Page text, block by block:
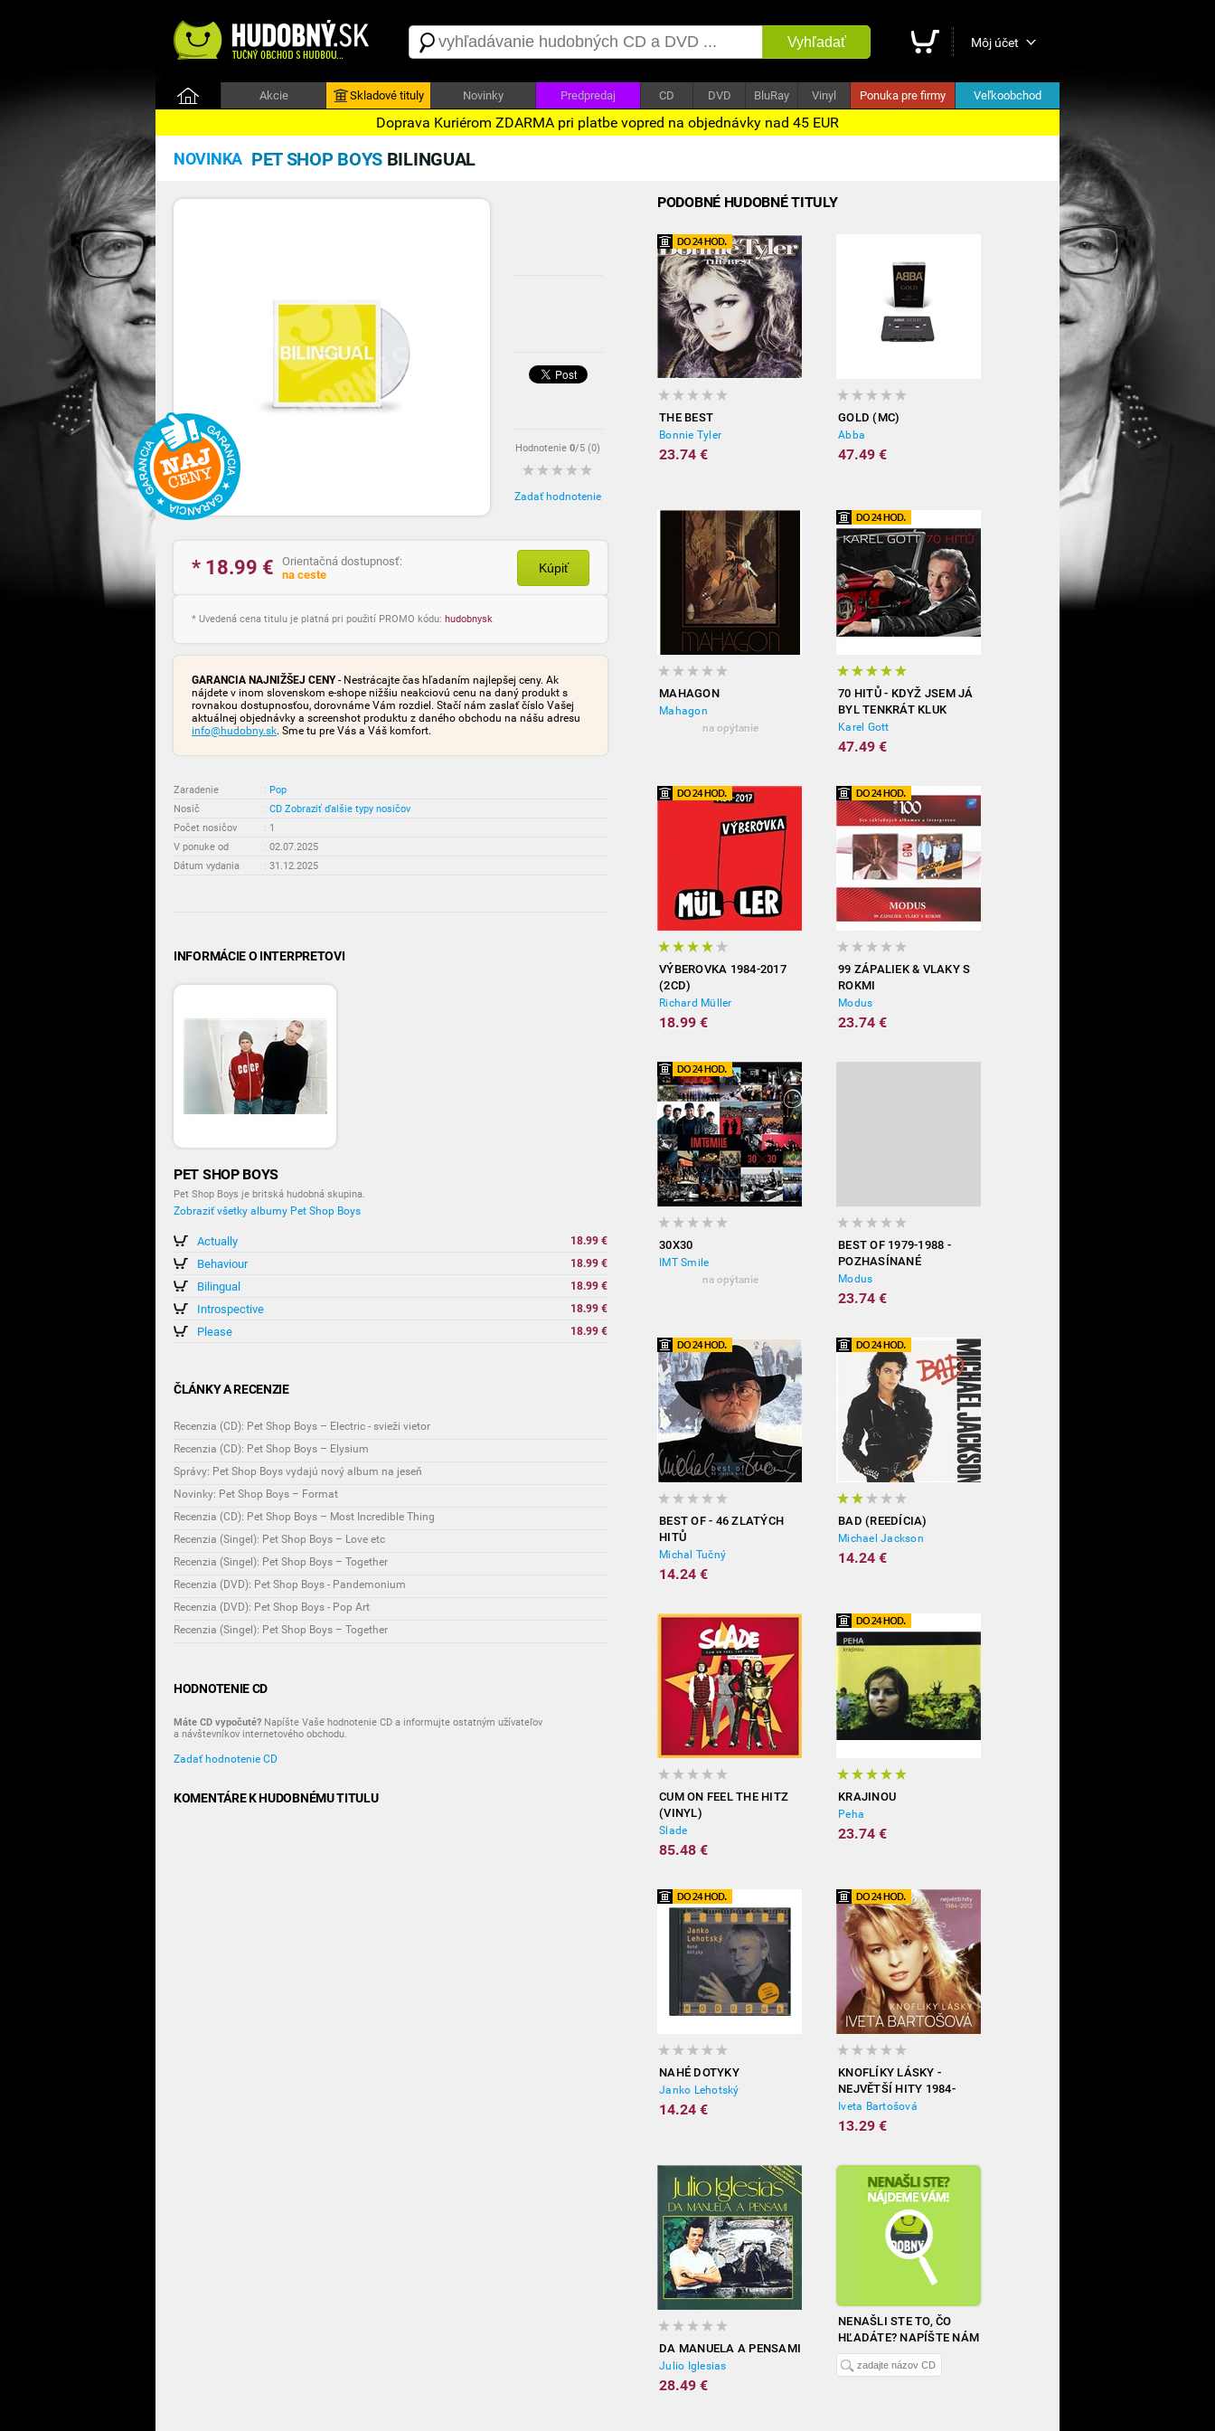
Vyhľadať Môj účet
Akcie Skladové tituly Novinky Predpredaj CD DVD BluRay Vinyl Ponuka pre firmy Veľkoobchod
Doprava Kuriérom ZDARMA pri platbe vopred na objednávky nad 45 EUR
NOVINKA PET SHOP BOYS BILINGUAL
Hodnotenie 0/5 (0)
Zadať hodnotenie
* 18.99 €
Orientačná dostupnosť:
na ceste
Kúpiť
* Uvedená cena titulu je platná pri použití PROMO kódu: hudobnysk
GARANCIA NAJNIŽŠEJ CENY- Nestrácajte čas hľadaním najlepšej ceny. Ak
nájdete v inom slovenskom e-shope nižšiu neakciovú cenu na daný produkt s
rovnakou dostupnosťou, dorovnáme Vám rozdiel. Stačí nám zaslať číslo Vašej
aktuálnej objednávky a screenshot produktu z daného obchodu na nášu adresu
info@hudobny.sk. Sme tu pre Vás a Váš komfort.
Zaradenie : Pop
Nosič
: CD Zobraziť ďalšie typy nosičov
Počet nosičov
: 1
V ponuke od
: 02.07.2025
Dátum vydania
: 31.12.2025
INFORMÁCIE O INTERPRETOVI
PET SHOP BOYS
Pet Shop Boys je britská hudobná skupina.
Zobraziť všetky albumy Pet Shop Boys
Actually 18.99 €
Behaviour 18.99 €
Bilingual 18.99 €
Introspective 18.99 €
Please 18.99 €
ČLÁNKY A RECENZIE
Recenzia (CD): Pet Shop Boys – Electric - svieži vietor
Recenzia (CD): Pet Shop Boys – Elysium
Správy: Pet Shop Boys vydajú nový album na jeseň
Novinky: Pet Shop Boys – Format
Recenzia (CD): Pet Shop Boys – Most Incredible Thing
Recenzia (Singel): Pet Shop Boys – Love etc
Recenzia (Singel): Pet Shop Boys – Together
Recenzia (DVD): Pet Shop Boys - Pandemonium
Recenzia (DVD): Pet Shop Boys - Pop Art
Recenzia (Singel): Pet Shop Boys – Together
HODNOTENIE CD
Máte CD vypočuté? Napíšte Vaše hodnotenie CD a informujte ostatným užívateľov
a návštevníkov internetového obchodu.
Zadať hodnotenie CD
KOMENTÁRE K HUDOBNÉMU TITULU
PODOBNÉ HUDOBNÉ TITULY
THE BEST
Bonnie Tyler
23.74 €
GOLD (MC)
Abba
47.49 €
MAHAGON
Mahagon
na opýtanie
70 HITŮ - KDYŽ JSEM JÁ
BYL TENKRÁT KLUK
(3CD)
Karel Gott
47.49 €
VÝBEROVKA 1984-2017
(2CD)
Richard Müller
18.99 €
99 ZÁPALIEK & VLAKY S
ROKMI
Modus
23.74 €
30X30
IMT Smile
na opýtanie
BEST OF 1979-1988 -
POZHASÍNANÉ
Modus
23.74 €
BEST OF - 46 ZLATÝCH
HITŮ
Michal Tučný
14.24 €
BAD (REEDÍCIA)
Michael Jackson
14.24 €
CUM ON FEEL THE HITZ
(VINYL)
Slade
85.48 €
KRAJINOU
Peha
23.74 €
NAHÉ DOTYKY
Janko Lehotský
14.24 €
KNOFLÍKY LÁSKY -
NEJVĚTŠÍ HITY 1984-
2012
Iveta Bartošová
13.29 €
DA MANUELA A PENSAMI
Julio Iglesias
28.49 €
NENAŠLI STE TO, ČO
HĽADÁTE? NAPÍŠTE NÁM